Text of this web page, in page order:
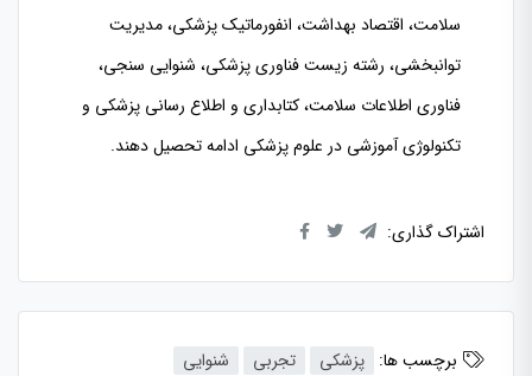
سلامت، اقتصاد بهداشت، انفورماتیک پزشکی، مدیریت
توانبخشی، رشته زیست فناوری پزشکی، شنوایی سنجی،
فناوری اطلاعات سلامت، کتابداری و اطلاع رسانی پزشکی و
تکنولوژی آموزشی در علوم پزشکی ادامه تحصیل دهند.
اشتراک گذاری:
برچسب ها: پزشکی تجربی شنوایی